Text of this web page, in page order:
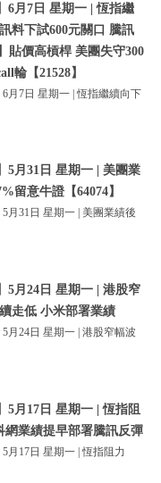
6月7日 星期一 | 恆指繼
料下試600元關口 騰訊
貼價高槓桿 美團失守300
輪【21528】
6月7日 星期一 | 恆指繼續向下
5月31日 星期一 | 美團業
留意牛證【64074】
5月31日 星期一 | 美團業績後
5月24日 星期一 | 港股窄
走低 小米部署業績
5月24日 星期一 | 港股窄幅波
5月17日 星期一 | 恆指阻
網業績提早部署騰訊反彈
5月17日 星期一 | 恆指阻力